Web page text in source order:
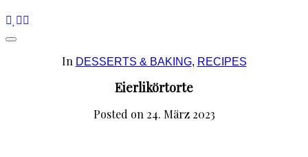
In DESSERTS & BAKING, RECIPES
Eierlikörtorte
Posted on 24. März 2023